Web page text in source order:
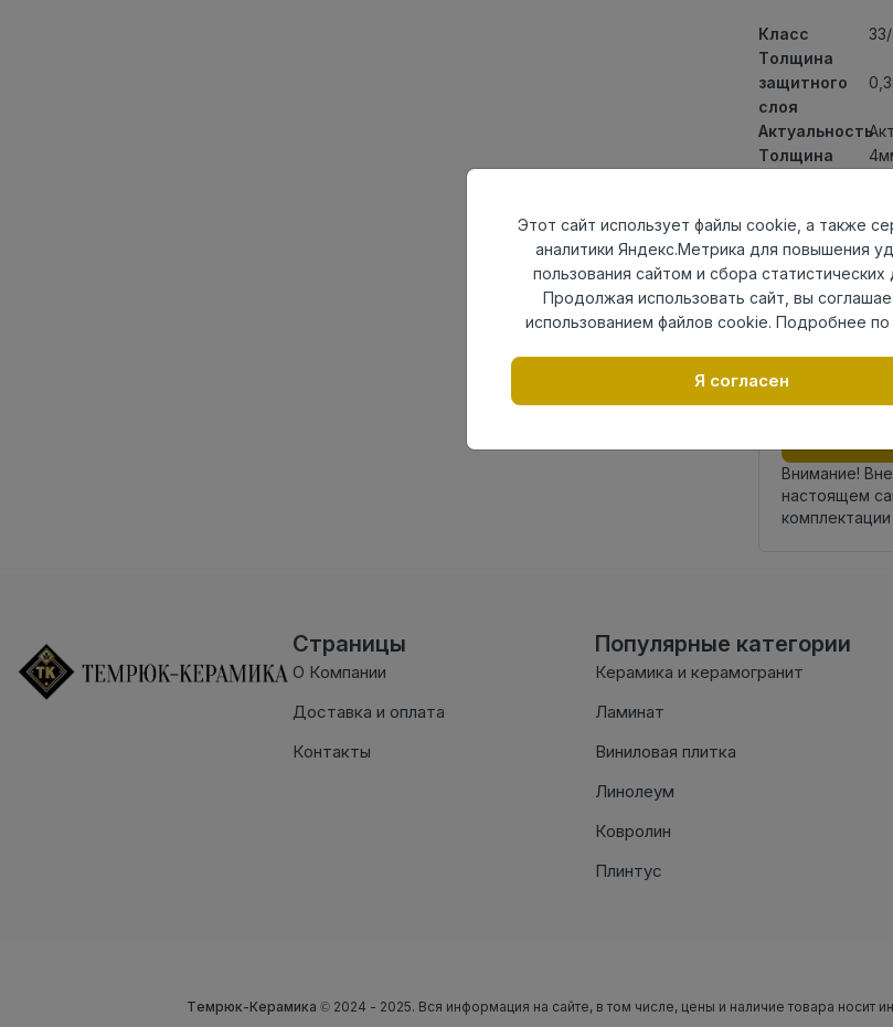
Класс
Толщина
защитного
слоя
Актуальность
Толщина
Теплый пол
до
Способ
укладки
Фаска
4V
Страна
Внимание!
настоящем
Страницы
О Компании
Доставка и оплата
Контакты
Популярные категории
Керамика и керамогранит
Ламинат
Виниловая плитка
Линолеум
Ковролин
Плинтус
Темрюк-Керамика © 2024 - 2025. Вся информация на сайте, в том числе, цены и наличие товара носит
Этот сайт использует файлы cookie, а также
аналитики Яндекс.Метрика для повышения
пользования сайтом и сбора статистических
Продолжая использовать сайт, вы
использованием файлов cookie. Подробнее по
Я согласен